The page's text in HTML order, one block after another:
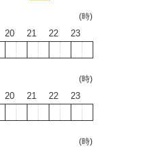
(時)
20 21 22 23
(時)
20 21 22 23
(時)